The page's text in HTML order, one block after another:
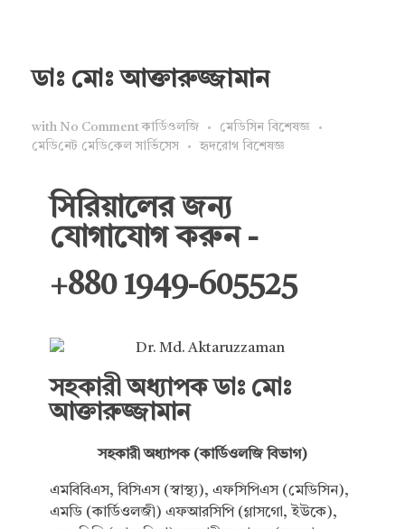
ডাঃ মোঃ আক্তারুজ্জামান
with No Comment কার্ডিওলজি
মেডিসিন বিশেষজ্ঞ
মে‌ডি‌নেট মে‌ডি‌কেল সা‌র্ভিসেস
হৃদরোগ বিশেষজ্ঞ
সিরিয়ালের জন্য
যোগাযোগ করুন -
+880 1949-605525
সহকারী অধ্যাপক ডাঃ মোঃ
আক্তারুজ্জামান
সহকারী অধ্যাপক (কার্ডিওলজি বিভাগ)
এমবিবিএস, বিসিএস (স্বাস্থ্য), এফসিপিএস (মেডিসিন),
এমডি (কার্ডিওলজী) এফআরসিপি (গ্লাসগো, ইউকে),